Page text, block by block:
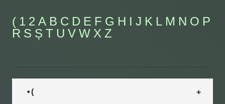
( 1 2 A B C D E F G H I J K L M N O P
R S Ș T U V W X Z
• (